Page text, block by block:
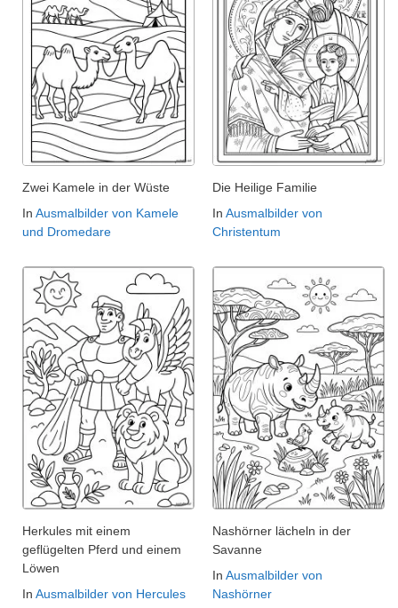
Zwei Kamele in der Wüste
In Ausmalbilder von Kamele
und Dromedare
Die Heilige Familie
In Ausmalbilder von
Christentum
Herkules mit einem
geflügelten Pferd und einem
Löwen
In Ausmalbilder von Hercules
Nashörner lächeln in der
Savanne
In Ausmalbilder von
Nashörner